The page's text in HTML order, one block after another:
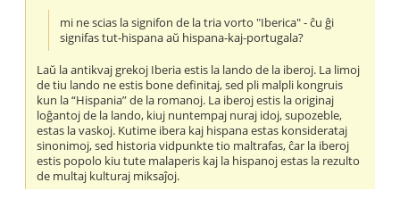
mi ne scias la signifon de la tria vorto "Iberica" - ĉu ĝi
signifas tut-hispana aŭ hispana-kaj-portugala?
Laŭ la antikvaj grekoj Iberia estis la lando de la iberoj. La limoj
de tiu lando ne estis bone definitaj, sed pli malpli kongruis
kun la “Hispania” de la romanoj. La iberoj estis la originaj
loĝantoj de la lando, kiuj nuntempaj nuraj idoj, supozeble,
estas la vaskoj. Kutime ibera kaj hispana estas konsiderataj
sinonimoj, sed historia vidpunkte tio maltrafas, ĉar la iberoj
estis popolo kiu tute malaperis kaj la hispanoj estas la rezulto
de multaj kulturaj miksaĵoj.